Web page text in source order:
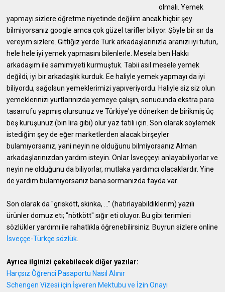
olmalı. Yemek
yapmayı sizlere öğretme niyetinde değilim ancak hiçbir şey
bilmiyorsanız google amca çok güzel tarifler biliyor. Şöyle bir sır da
vereyim sizlere. Gittiğiz yerde Türk arkadaşlarınızla aranızı iyi tutun,
hele hele iyi yemek yapmasını bilenlerle. Mesela ben Hakkı
arkadaşım ile samimiyeti kurmuştuk. Tabii asıl mesele yemek
değildi, iyi bir arkadaşlık kurduk. Ee haliyle yemek yapmayı da iyi
biliyordu, sağolsun yemeklerimizi yapıveriyordu. Haliyle siz siz olun
yemeklerinizi yurtlarınızda yemeye çalışın, sonucunda ekstra para
tasarrufu yapmış olursunuz ve Türkiye'ye dönerken de birikmiş üç
beş kuruşunuz (bin lira gibi) olur yaz tatili için. Son olarak söylemek
istediğim şey de eğer marketlerden alacak birşeyler
bulamıyorsanız, yani neyin ne olduğunu bilmiyorsanız Alman
arkadaşlarınızdan yardım isteyin. Onlar İsveççeyi anlayabiliyorlar ve
neyin ne olduğunu da biliyorlar, mutlaka yardımcı olacaklardır. Yine
de yardım bulamıyorsanız bana sormanızda fayda var.
Son olarak da "griskött, skinka, ..." (hatırlayabildiklerim) yazılı
ürünler domuz eti; "nötkött" sığır eti oluyor. Bu gibi terimleri
sözlükler yardımı ile rahatlıkla öğrenebilirsiniz. Buyrun sizlere online
İsveççe-Türkçe sözlük
Ayrıca ilginizi çekebilecek diğer yazılar:
Harçsız Öğrenci Pasaportu Nasıl Alınır
Schengen Vizesi için İşveren Mektubu ve İzin Onayı